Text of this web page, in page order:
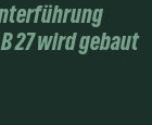
27 wird gebaut